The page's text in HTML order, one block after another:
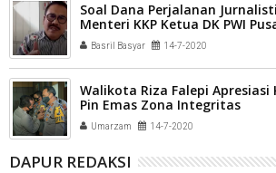
Soal Dana Perjalanan
Menteri KKP Ketua DK PWI
Penyebaran Insinuasi dan
Kredibilitas Wartawan
Basril Basyar 14-7-2020
Walikota Riza Falepi Apresiasi
Pin Emas Zona Integritas
Umarzam 14-7-2020
DAPUR REDAKSI